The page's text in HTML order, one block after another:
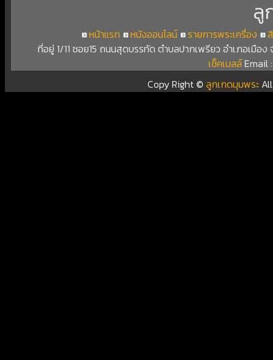
ลู
หน้าแรก หนังออนไลน์ รายการพระเครื่อง
ที่อยู่ 1/11 ซอย15 ถนนสุดบรรทัด ตำบลปากเพรียว อำเภอเมือ
เช็คเมลล์Email
Copy Right ©ลูกเกดมุมพระ